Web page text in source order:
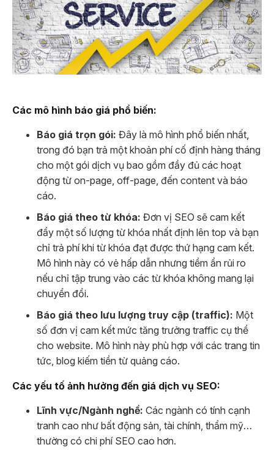
Các mô hình báo giá phổ biến:
Báo giá trọn gói: Đây là mô hình phổ biến nhất,
trong đó bạn trả một khoản phí cố định hàng tháng
cho một gói dịch vụ bao gồm đầy đủ các hoạt
động từ on-page, off-page, đến content và báo
cáo.
Báo giá theo từ khóa: Đơn vị SEO sẽ cam kết
đẩy một số lượng từ khóa nhất định lên top và bạn
chỉ trả phí khi từ khóa đạt được thứ hạng cam kết.
Mô hình này có vẻ hấp dẫn nhưng tiềm ẩn rủi ro
nếu chỉ tập trung vào các từ khóa không mang lại
chuyển đổi.
Báo giá theo lưu lượng truy cập (traffic): Một
số đơn vị cam kết mức tăng trưởng traffic cụ thể
cho website. Mô hình này phù hợp với các trang tin
tức, blog kiếm tiền từ quảng cáo.
Các yếu tố ảnh hưởng đến giá dịch vụ SEO:
Lĩnh vực/Ngành nghề: Các ngành có tính cạnh
tranh cao như bất động sản, tài chính, thẩm mỹ…
thường có chi phí SEO cao hơn.